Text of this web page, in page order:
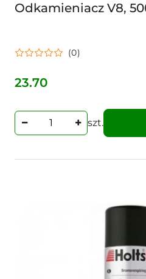
Odkamieniacz V8,
(0)
Cena:
23.70
szt.